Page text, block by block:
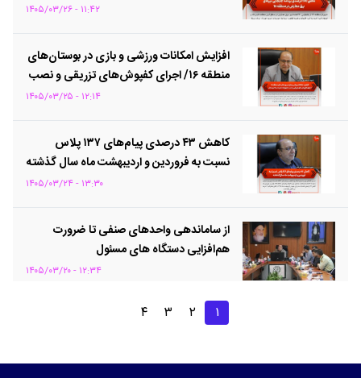
۱۱:۴۲ - ۱۴۰۵/۰۳/۲۶
افزایش امکانات ورزشی و بازی در بوستان‌های
منطقه ۱۶/ اجرای کفپوش‌های تزریقی و نصب
۱۲:۱۴ - ۱۴۰۵/۰۳/۲۵
کاهش ۴۳ درصدی پیام‌های ۱۳۷ پلاس
نسبت به فروردین و اردیبهشت ماه سال گذشته
۱۳:۳۰ - ۱۴۰۵/۰۳/۲۴
از ساماندهی واحدهای صنفی تا ضرورت
هم‌افزایی دستگاه های مسئول
۱۲:۳۴ - ۱۴۰۵/۰۳/۲۰
۱ ۲ ۳ ۴